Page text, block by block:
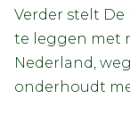
Verder stelt
te leggen met
Nederland,
onderhoudt